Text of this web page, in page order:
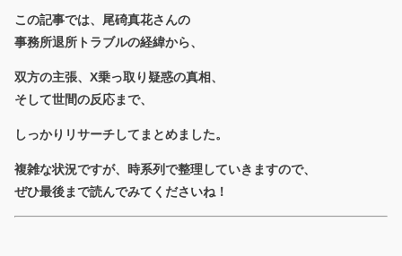
この記事では、尾碕真花さんの
事務所退所トラブルの経緯から、
双方の主張、X乗っ取り疑惑の真相、
そして世間の反応まで、
しっかりリサーチしてまとめました。
複雑な状況ですが、時系列で整理していきますので、
ぜひ最後まで読んでみてくださいね！